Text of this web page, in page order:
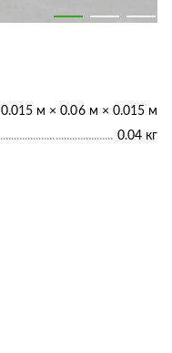
0.015 м × 0.06 м × 0.015 м
0.04 кг